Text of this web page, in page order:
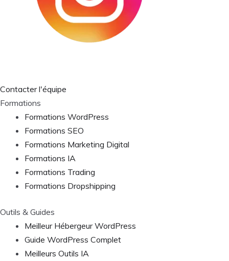
Contacter l'équipe
Formations
Formations WordPress
Formations SEO
Formations Marketing Digital
Formations IA
Formations Trading
Formations Dropshipping
Outils & Guides
Meilleur Hébergeur WordPress
Guide WordPress Complet
Meilleurs Outils IA